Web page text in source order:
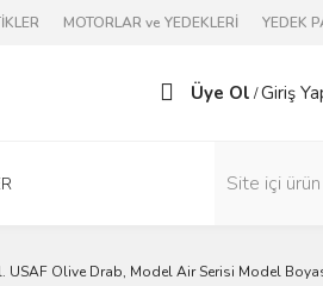
MOTORLAR ve YEDEKLERİ YEDEK
Üye Ol /Giriş
USAF Olive Drab, Model Air Serisi Model